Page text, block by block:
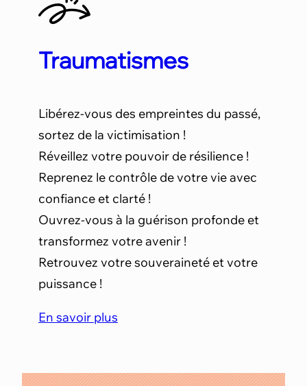
Traumatismes
Libérez-vous des empreintes du passé,
sortez de la victimisation !
Réveillez votre pouvoir de résilience !
Reprenez le contrôle de votre vie avec
confiance et clarté !
Ouvrez-vous à la guérison profonde et
transformez votre avenir !
Retrouvez votre souveraineté et votre
puissance !
En savoir plus